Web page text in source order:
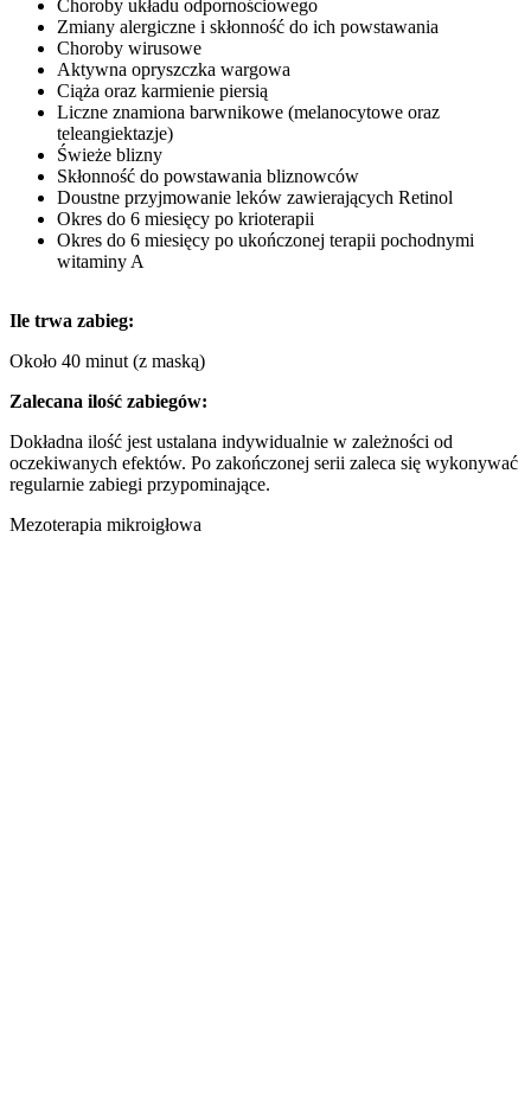
Choroby układu odpornościowego
Zmiany alergiczne i skłonność do ich powstawania
Choroby wirusowe
Aktywna opryszczka wargowa
Ciąża oraz karmienie piersią
Liczne znamiona barwnikowe (melanocytowe oraz
teleangiektazje)
Świeże blizny
Skłonność do powstawania bliznowców
Doustne przyjmowanie leków zawierających Retinol
Okres do 6 miesięcy po krioterapii
Okres do 6 miesięcy po ukończonej terapii pochodnymi
witaminy A
Ile trwa zabieg:
Około 40 minut (z maską)
Zalecana ilość zabiegów:
Dokładna ilość jest ustalana indywidualnie w zależności od
oczekiwanych efektów. Po zakończonej serii zaleca się wykonywać
regularnie zabiegi przypominające.
Mezoterapia mikroigłowa